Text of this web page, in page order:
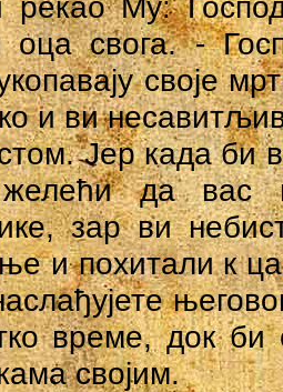
оца свога. -
своје
и ви
Јер када би
да вас
зар ви
и похитали к
време, док
својим.